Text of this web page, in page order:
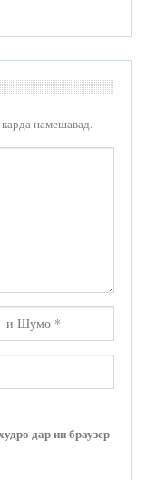
намешавад.
дар ин браузер